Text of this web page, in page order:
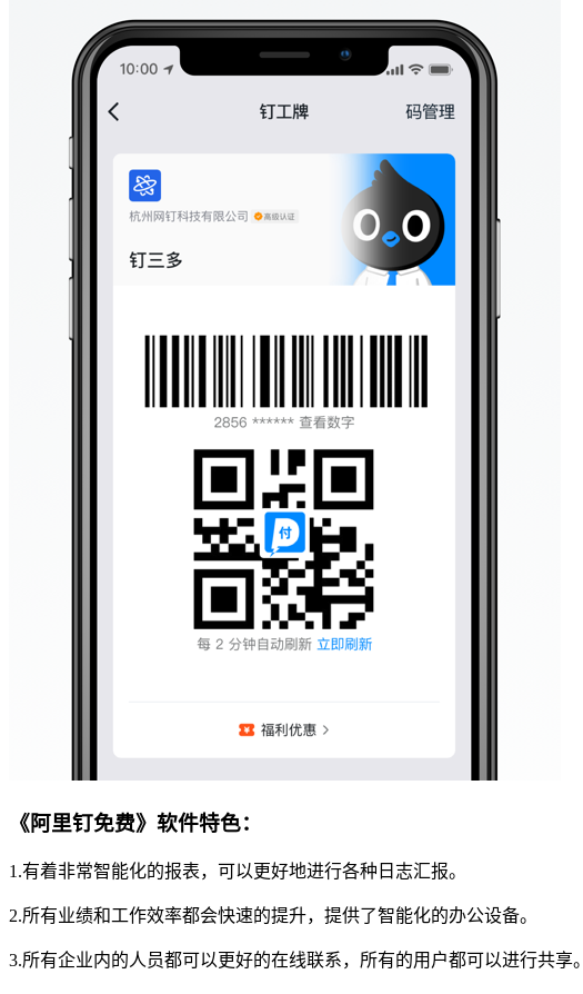
《阿里钉免费》软件特色：
1.有着非常智能化的报表，可以更好地进行各种日志汇报。
2.所有业绩和工作效率都会快速的提升，提供了智能化的办公设备。
3.所有企业内的人员都可以更好的在线联系，所有的用户都可以进行共享。